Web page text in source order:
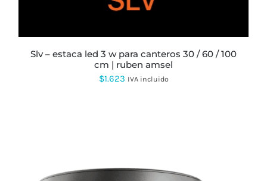
slv – estaca led 3 w para canteros 30 / 60 / 100
cm | ruben amsel
$1.623 IVA incluido